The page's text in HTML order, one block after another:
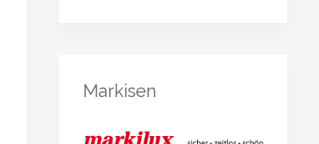
Markisen